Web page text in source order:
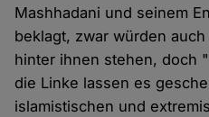
Mashhadani und seinem
beklagt, zwar würden
hinter ihnen stehen, doch
die Linke lassen es
islamistischen und